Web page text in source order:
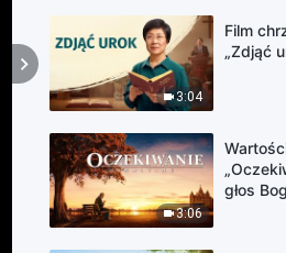
3:04
Film
„Zdjąć
3:06
głos